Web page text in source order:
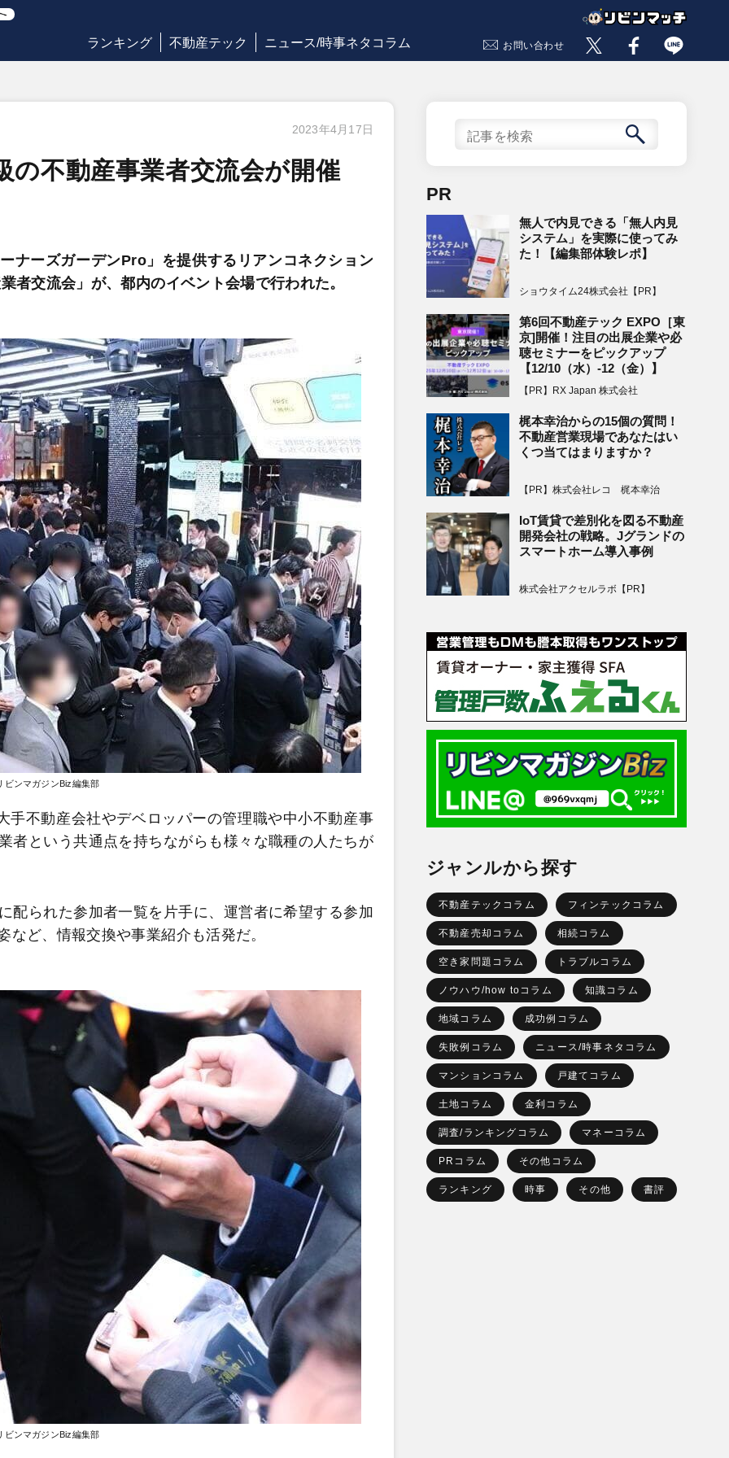
ランキング 不動産テック ニュース/時事ネタコラム お問い合わせ
2023年4月17日
の不動産事業者交流会が開催
ナーズガーデンPro」を提供するリアンコネクション
者交流会」が、都内のイベント会場で行われた。
ビンマガジンBiz編集部
手不動産会社やデベロッパーの管理職や中小不動産事
者という共通点を持ちながらも様々な職種の人たちが
配られた参加者一覧を片手に、運営者に希望する参加
ど、情報交換や事業紹介も活発だ。
ビンマガジンBiz編集部
PR
無人で内見できる「無人内見
システム」を実際に使ってみ
た！【編集部体験レポ】
ショウタイム24株式会社【PR】
第6回不動産テック EXPO［東
京]開催！注目の出展企業や必
聴セミナーをピックアップ
【12/10（水）-12（金）】
【PR】RX Japan 株式会社
梶本幸治からの15個の質問！
不動産営業現場であなたはい
くつ当てはまりますか？
【PR】株式会社レコ 梶本幸治
IoT賃貸で差別化を図る不動産
開発会社の戦略。Jグランドの
スマートホーム導入事例
株式会社アクセルラボ【PR】
ジャンルから探す
不動産テックコラム フィンテックコラム
不動産売却コラム 相続コラム
空き家問題コラム トラブルコラム
ノウハウ/how toコラム 知識コラム
地域コラム 成功例コラム
失敗例コラム ニュース/時事ネタコラム
マンションコラム 戸建てコラム
土地コラム 金利コラム
調査/ランキングコラム マネーコラム
PRコラム その他コラム
ランキング 時事 その他 書評